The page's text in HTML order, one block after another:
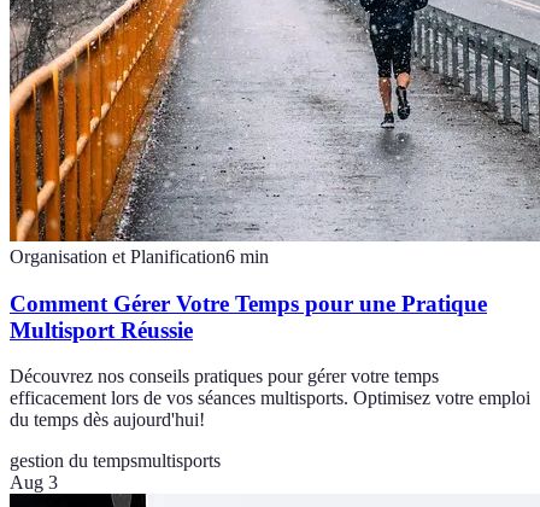
Organisation et Planification6 min
Comment Gérer Votre Temps pour une Pratique
Multisport Réussie
Découvrez nos conseils pratiques pour gérer votre temps
efficacement lors de vos séances multisports. Optimisez votre emploi
du temps dès aujourd'hui!
gestion du tempsmultisports
Aug 3